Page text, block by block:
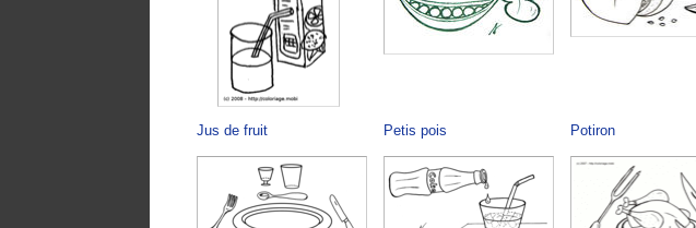
Jus de fruit Petis pois Potiron